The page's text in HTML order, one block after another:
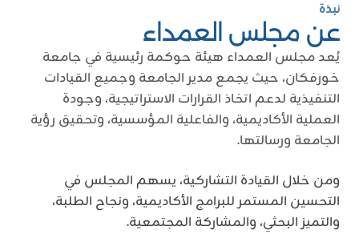
نبذة
عن مجلس العمداء
يُعد مجلس العمداء هيئة حوكمة رئيسية في جامعة
خورفكان، حيث يجمع مدير الجامعة وجميع القيادات
التنفيذية لدعم اتخاذ القرارات الاستراتيجية، وجودة
العملية الأكاديمية، والفاعلية المؤسسية، وتحقيق رؤية
الجامعة ورسالتها.
ومن خلال القيادة التشاركية، يسهم المجلس في
التحسين المستمر للبرامج الأكاديمية، ونجاح الطلبة،
والتميز البحثي، والمشاركة المجتمعية.